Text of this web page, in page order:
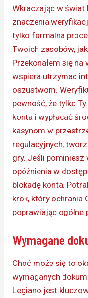
Wkraczając w świat
znaczenia
tylko formalna
Twoich zasobów,
Przekonałem się
wspiera utrzymać
oszustwom.
pewność, że tylko
konta i wypłacać
kasynom w
regulacyjnych,
gry. Jeśli pominiesz
opóźnienia w
blokadę konta.
krok, który ochrania
poprawiając ogólne
Wymagane
Choć może się to
wymaganych
Legiano jest